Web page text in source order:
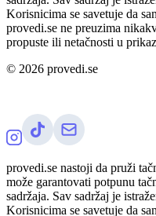
Korisnicima se savetuje da
provedi.se ne preuzima
propuste ili netačnosti u
© 2026 provedi.se
provedi.se nastoji da pruži
može garantovati potpunu
sadržaja. Sav sadržaj je
Korisnicima se savetuje da